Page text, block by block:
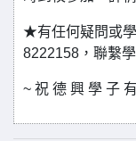
★有任何疑問或
8222158，聯繫
~ 祝 德 興 學 子